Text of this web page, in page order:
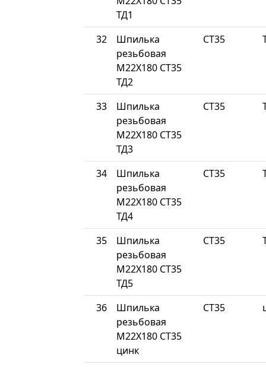
ТД1
32
Шпилька
резьбовая
М22Х180 СТ35
ТД2
СТ35
33
Шпилька
резьбовая
М22Х180 СТ35
ТД3
СТ35
34
Шпилька
резьбовая
М22Х180 СТ35
ТД4
СТ35
35
Шпилька
резьбовая
М22Х180 СТ35
ТД5
СТ35
36
Шпилька
резьбовая
М22Х180 СТ35
цинк
СТ35